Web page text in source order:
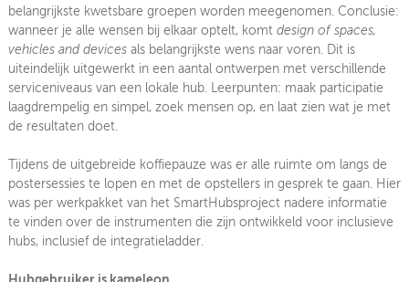
belangrijkste kwetsbare groepen worden meegenomen. Conclusie:
wanneer je alle wensen bij elkaar optelt, komt design of spaces,
vehicles and devicesals belangrijkste wens naar voren. Dit is
uiteindelijk uitgewerkt in een aantal ontwerpen met verschillende
serviceniveaus van een lokale hub. Leerpunten: maak participatie
laagdrempelig en simpel, zoek mensen op, en laat zien wat je met
de resultaten doet.
Tijdens de uitgebreide koffiepauze was er alle ruimte om langs de
postersessies te lopen en met de opstellers in gesprek te gaan. Hier
was per werkpakket van het SmartHubsproject nadere informatie
te vinden over de instrumenten die zijn ontwikkeld voor inclusieve
hubs, inclusief de integratieladder.